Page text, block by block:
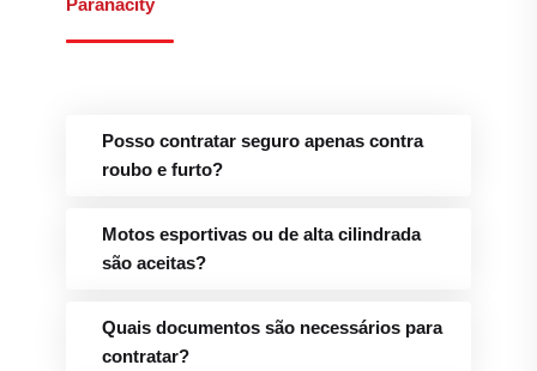
Paranacity
Posso contratar seguro apenas contra
roubo e furto?
Motos esportivas ou de alta cilindrada
são aceitas?
Quais documentos são necessários para
contratar?